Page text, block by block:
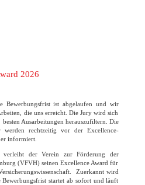
2026
Bewerbungsfrist ist abgelaufen und wir
die uns erreicht. Die Jury wird sich
Ausarbeitungen herauszufiltern. Die
werden rechtzeitig vor der Excellence-
informiert.
der Verein zur Förderung der
(VFVH) seinen Excellence Award für
Zuerkannt wird
startet ab sofort und läuft